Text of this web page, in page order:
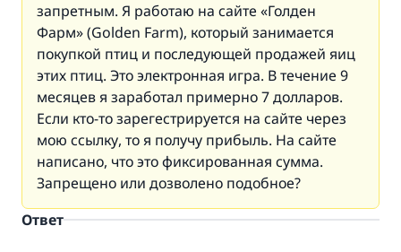
запретным. Я работаю на сайте «Голден
Фарм» (Golden Farm), который занимается
покупкой птиц и последующей продажей яиц
этих птиц. Это электронная игра. В течение 9
месяцев я заработал примерно 7 долларов.
Если кто-то зарегестрируется на сайте через
мою ссылку, то я получу прибыль. На сайте
написано, что это фиксированная сумма.
Запрещено или дозволено подобное?
Ответ